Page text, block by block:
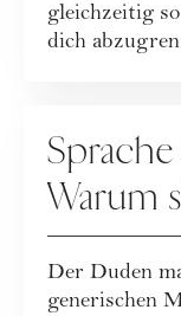
gleichzeitig
dich
Warum
besetzt?
Der Duden
generischen